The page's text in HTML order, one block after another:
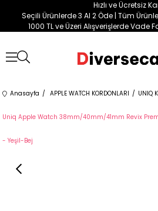
Hızlı ve Ücretsiz
Seçili Ürünlerde 3 Al 2 Öde | Tüm
1000 TL ve Üzeri Alışverişlerde Vade
Anasayfa APPLE WATCH KORDONLARI UNIQ
Uniq Apple Watch 38mm/40mm/41mm Revix
- Yeşil-Bej